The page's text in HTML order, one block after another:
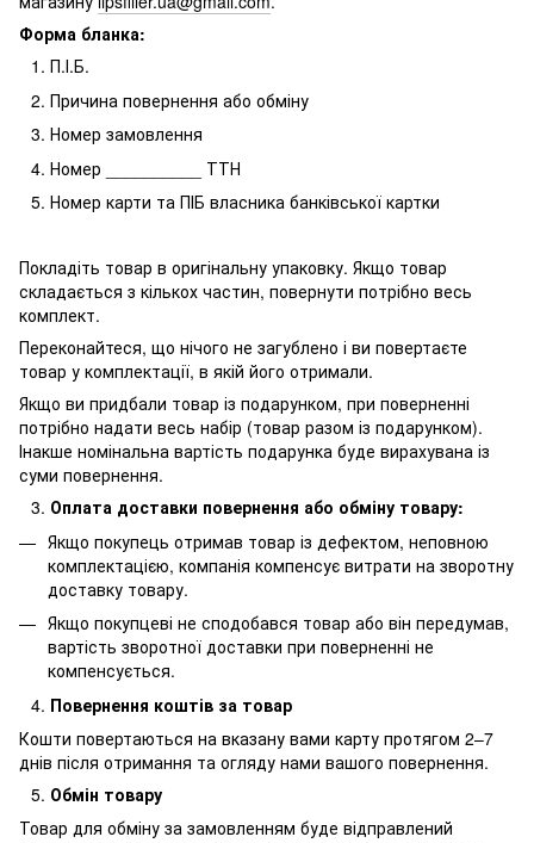
Форма бланка:
П.І.Б.
Причина повернення або обміну
Номер замовлення
Номер __________ ТТН
Номер карти та ПІБ власника банківської картки
Покладіть товар в оригінальну упаковку. Якщо товар
складається з кількох частин, повернути потрібно весь
комплект.
Переконайтеся, що нічого не загублено і ви повертаєте
товар у комплектації, в якій його отримали.
Якщо ви придбали товар із подарунком, при поверненні
потрібно надати весь набір (товар разом із подарунком).
Інакше номінальна вартість подарунка буде вирахувана із
суми повернення.
Оплата доставки повернення або обміну товару:
Якщо покупець отримав товар із дефектом, неповною
комплектацією, компанія компенсує витрати на зворотну
доставку товару.
Якщо покупцеві не сподобався товар або він передумав,
вартість зворотної доставки при поверненні не
компенсується.
Повернення коштів за товар
Кошти повертаються на вказану вами карту протягом 2–7
днів після отримання та огляду нами вашого повернення.
Обмін товару
Товар для обміну за замовленням буде відправлений